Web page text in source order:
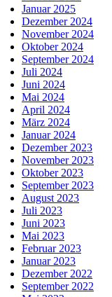
Januar 2025
Dezember 2024
November 2024
Oktober 2024
September 2024
Juli 2024
Juni 2024
Mai 2024
April 2024
März 2024
Januar 2024
Dezember 2023
November 2023
Oktober 2023
September 2023
August 2023
Juli 2023
Juni 2023
Mai 2023
Februar 2023
Januar 2023
Dezember 2022
September 2022